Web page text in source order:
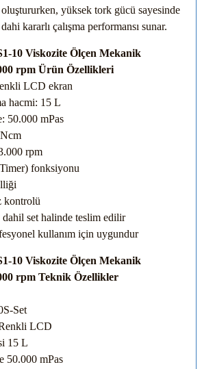
oluştururken, yüksek tork gücü sayesinde
kararlı çalışma performansı sunar.
10 Viskozite Ölçen Mekanik
rpm Ürün Özellikleri
LCD ekran
hacmi: 15 L
50.000 mPas
rpm
fonksiyonu
kontrolü
dahil set halinde teslim edilir
kullanım için uygundur
10 Viskozite Ölçen Mekanik
rpm Teknik Özellikler
Set
LCD
15 L
50.000 mPas